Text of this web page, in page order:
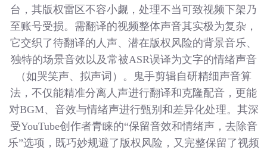
台，其版权雷区不容小觑，处理不当可致视频下架乃
至账号受损。需翻译的视频整体声音其实极为复杂，
它交织了待翻译的人声、潜在版权风险的背景音乐、
独特的场景音效以及常被ASR误译为文字的情绪声音
（如哭笑声、拟声词）。鬼手剪辑自研精细声音算
法，不仅能精准分离人声进行翻译和克隆配音，更能
对BGM、音效与情绪声进行甄别和差异化处理。其深
受YouTube创作者青睐的“保留音效和情绪声，去除音
乐”选项，既巧妙规避了版权风险，又完整保留了视频